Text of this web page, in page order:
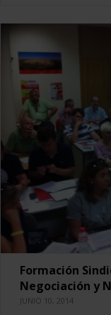
Formación
Negociación y
JUNIO 10, 2014